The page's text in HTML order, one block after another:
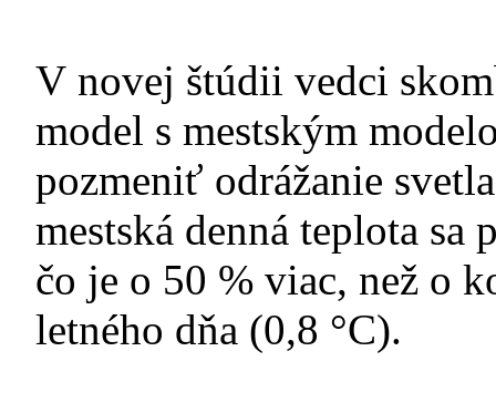
V novej štúdii vedci
model s mestským
pozmeniť odrážanie
mestská denná teplota sa
čo je o 50 % viac, než o
letného dňa (0,8 °C).